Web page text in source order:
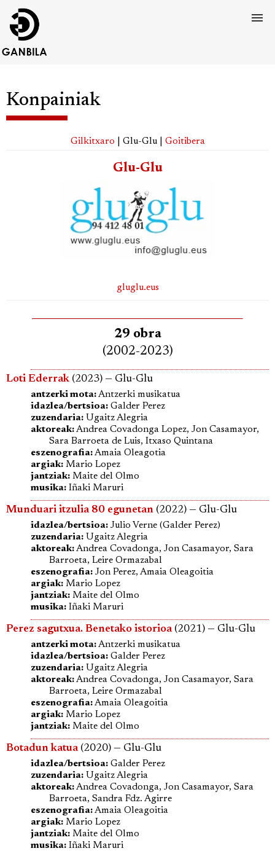
Konpainiak
Gilkitxaro | Glu-Glu | Goitibera
Glu-Glu
gluglu.eus
29 obra
(2002-2023)
Loti Ederrak (2023) — Glu-Glu
antzerki mota:Antzerki musikatua
idazlea/bertsioa: Galder Perez
zuzendaria: Ugaitz Alegria
aktoreak:Andrea Covadonga Lopez, Jon Casamayor,
Sara Barroeta de Luis, Itxaso Quintana
eszenografia:Amaia Oleagotia
argiak: Mario Lopez
jantziak: Maite del Olmo
musika: Iñaki Maruri
Munduari itzulia 80 egunetan (2022) — Glu-Glu
idazlea/bertsioa: Julio Verne (Galder Perez)
zuzendaria: Ugaitz Alegria
aktoreak:Andrea Covadonga, Jon Casamayor, Sara
Barroeta, Leire Ormazabal
eszenografia: Jon Perez, Amaia Oleagoitia
argiak: Mario Lopez
jantziak: Maite del Olmo
musika: Iñaki Maruri
Perez sagutxua. Benetako istorioa(2021) — Glu-Glu
antzerki mota:Antzerki musikatua
idazlea/bertsioa: Galder Perez
zuzendaria: Ugaitz Alegria
aktoreak:Andrea Covadonga, Jon Casamayor, Sara
Barroeta, Leire Ormazabal
eszenografia:Amaia Oleagoitia
argiak: Mario Lopez
jantziak: Maite del Olmo
Botadun katua(2020) — Glu-Glu
idazlea/bertsioa: Galder Perez
zuzendaria: Ugaitz Alegria
aktoreak:Andrea Covadonga, Jon Casamayor, Sara
Barroeta, Sandra Fdz. Agirre
eszenografia:Amaia Oleagoitia
argiak: Mario Lopez
jantziak: Maite del Olmo
musika: Iñaki Maruri